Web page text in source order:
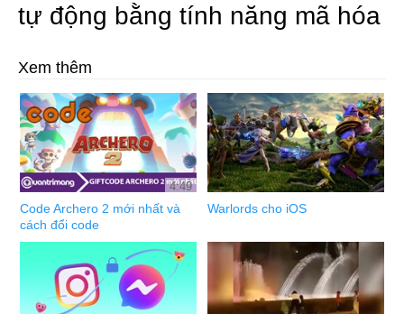
tự động bằng tính năng mã hóa
Xem thêm
4:49
Code Archero 2 mới nhất và
cách đổi code
Warlords cho iOS